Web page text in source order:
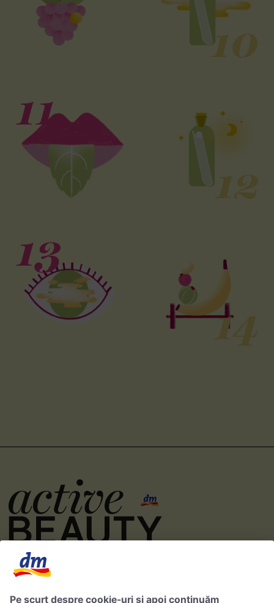
Revista dm online de lifestyle, frumusețe și sănătate - pentru o viață armonioasă și
sustenabilă.